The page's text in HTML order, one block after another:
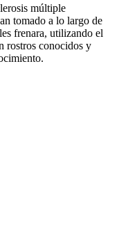
múltiple
tomado a lo largo de
frenara, utilizando el
rostros conocidos y